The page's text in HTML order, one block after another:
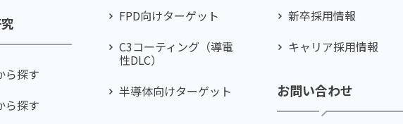
ら探す
ら探す
FPD向けターゲット
C3コーティング（導電
性DLC）
半導体向けターゲット
新卒採用情報
キャリア採用情報
お問い合わせ